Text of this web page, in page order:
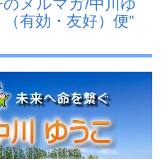
ー
のメルマガ/中川ゆ
有効・友好）便”